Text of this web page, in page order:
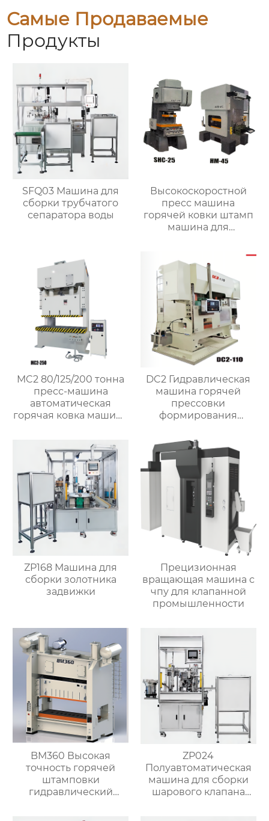
Самые Продаваемые
Продукты
SFQ03 Машина для
сборки трубчатого
сепаратора воды
Высокоскоростной
пресс машина
горячей ковки штамп
машина для
MC2 80/125/200 тонна
пресс-машина
автоматическая
горячая ковка машина
DC2 Гидравлическая
машина горячей
прессовки
формирования
для латунного клапана
ZP168 Машина для
сборки золотника
задвижки
Прецизионная
вращающая машина с
чпу для клапанной
промышленности
BM360 Высокая
точность горячей
штамповки
гидравлический
ZP024
Полуавтоматическая
машина для сборки
шарового клапана